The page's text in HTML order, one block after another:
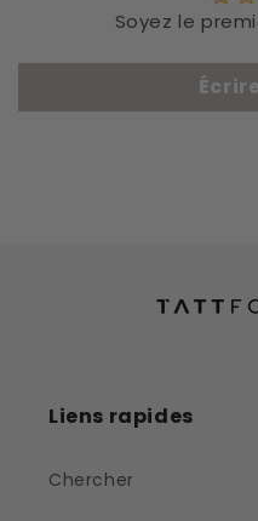
Soyez le
Liens rapides
Chercher